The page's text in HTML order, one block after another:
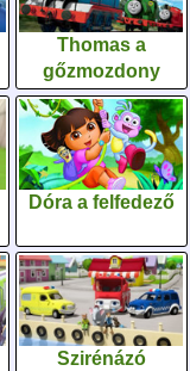
Thomas a
gőzmozdony
Dóra a felfedező
Szirénázó